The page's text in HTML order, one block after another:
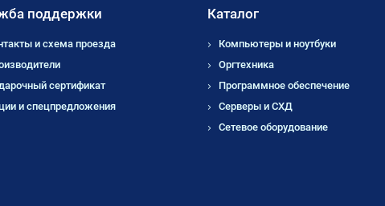
поддержки
и схема проезда
сертификат
и спецпредложения
Каталог
Компьютеры и ноутбуки
Оргтехника
Программное обеспечение
Серверы и СХД
Сетевое оборудование